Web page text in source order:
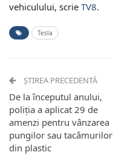
vehiculului, scrie TV8.
Tesla
ȘTIREA PRECEDENTĂ
De la începutul anului,
poliția a aplicat 29 de
amenzi pentru vânzarea
pungilor sau tacâmurilor
din plastic